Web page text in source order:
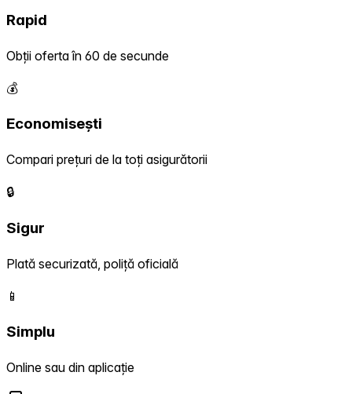
Rapid
Obții oferta în 60 de secunde
💰
Economisești
Compari prețuri de la toți asigurătorii
🔒
Sigur
Plată securizată, poliță oficială
📱
Simplu
Online sau din aplicație